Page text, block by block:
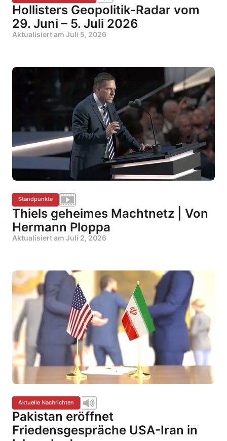
Hollisters Geopolitik-Radar vom
29. Juni – 5. Juli 2026
Aktualisiert am Juli 5, 2026
Standpunkte
Thiels geheimes Machtnetz | Von
Hermann Ploppa
Aktualisiert am Juli 2, 2026
Aktuelle Nachrichten
Pakistan eröffnet
Friedensgespräche USA-Iran in